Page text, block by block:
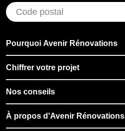
Pourquoi Avenir Rénovations
Chiffrer votre projet
Nos conseils
À propos d'Avenir Rénovations